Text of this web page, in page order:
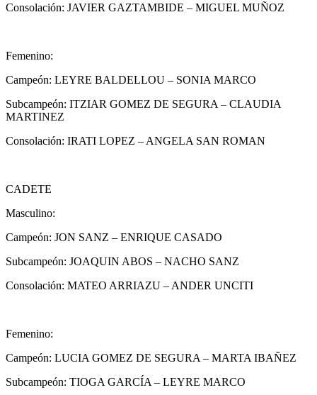
Consolación: JAVIER GAZTAMBIDE – MIGUEL MUÑOZ
Femenino:
Campeón: LEYRE BALDELLOU – SONIA MARCO
Subcampeón: ITZIAR GOMEZ DE SEGURA – CLAUDIA
MARTINEZ
Consolación: IRATI LOPEZ – ANGELA SAN ROMAN
CADETE
Masculino:
Campeón: JON SANZ – ENRIQUE CASADO
Subcampeón: JOAQUIN ABOS – NACHO SANZ
Consolación: MATEO ARRIAZU – ANDER UNCITI
Femenino:
Campeón: LUCIA GOMEZ DE SEGURA – MARTA IBAÑEZ
Subcampeón: TIOGA GARCÍA – LEYRE MARCO